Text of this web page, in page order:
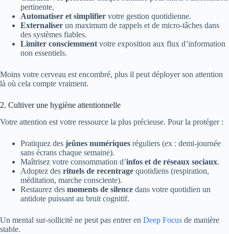
pertinente.
Automatiser et simplifier votre gestion quotidienne.
Externaliser un maximum de rappels et de micro-tâches dans
des systèmes fiables.
Limiter consciemment votre exposition aux flux d’information
non essentiels.
Moins votre cerveau est encombré, plus il peut déployer son attention
là où cela compte vraiment.
2. Cultiver une hygiène attentionnelle
Votre attention est votre ressource la plus précieuse. Pour la protéger :
Pratiquez des jeûnes numériques réguliers (ex : demi-journée
sans écrans chaque semaine).
Maîtrisez votre consommation d’infos et de réseaux sociaux.
Adoptez des rituels de recentrage quotidiens (respiration,
méditation, marche consciente).
Restaurez des moments de silence dans votre quotidien un
antidote puissant au bruit cognitif.
Un mental sur-sollicité ne peut pas entrer en Deep Focus de manière
stable.